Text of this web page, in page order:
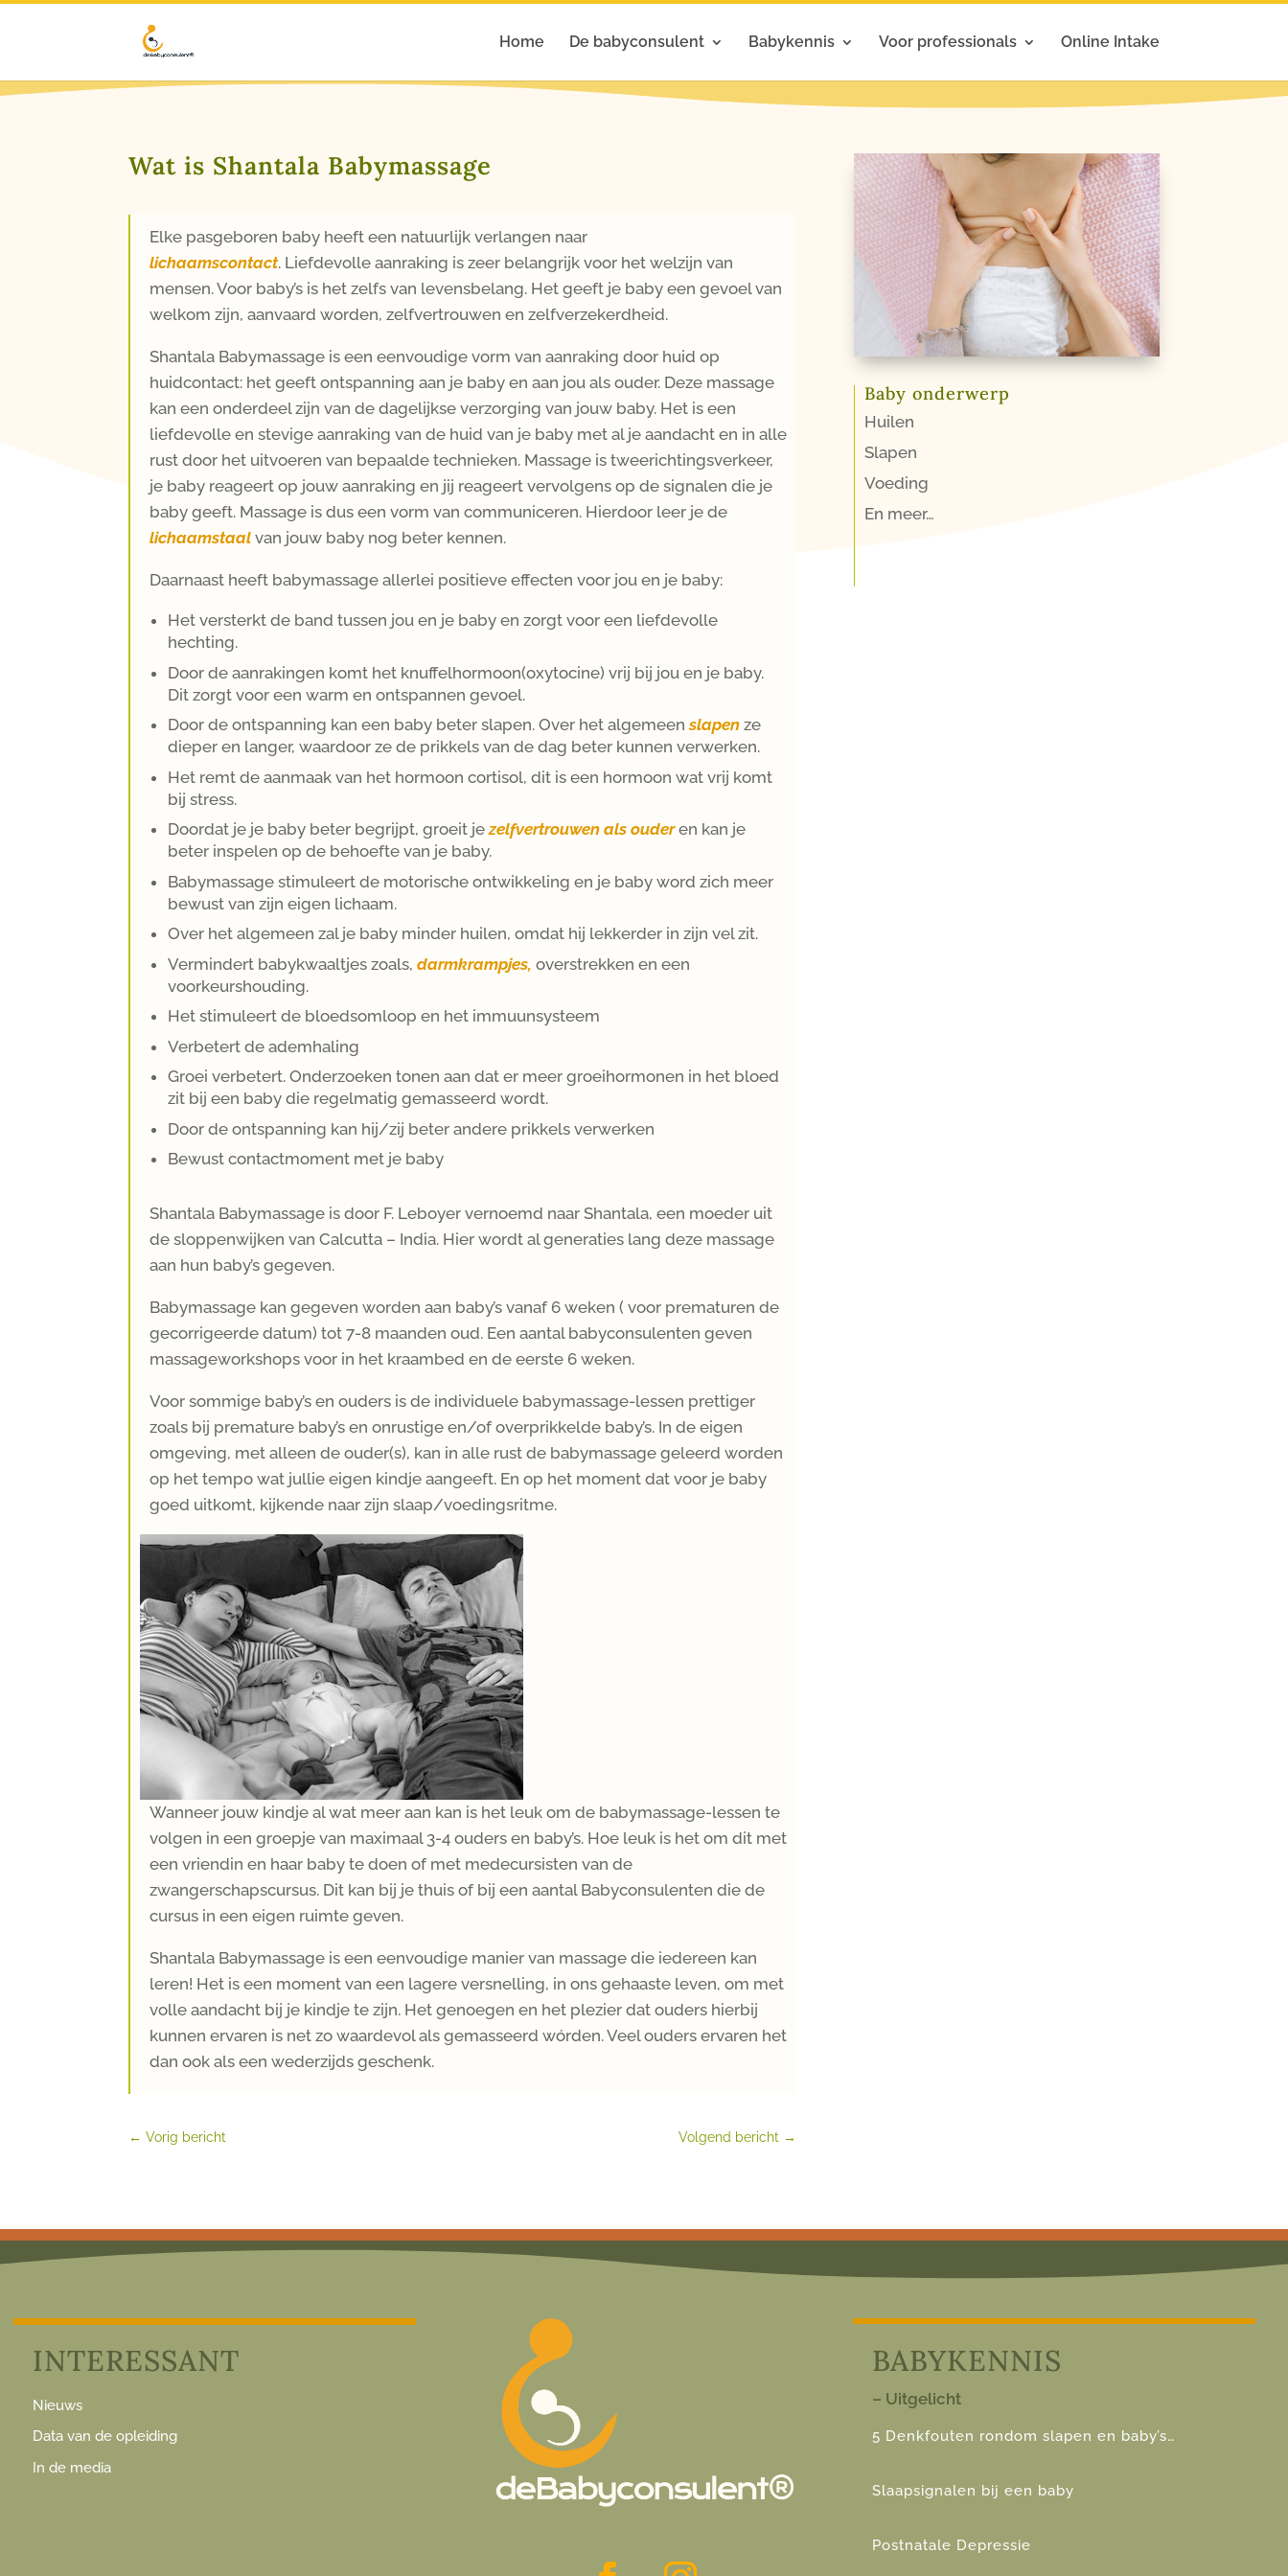
Home De babyconsulent Babykennis Voor professionals Online Intake
Wat is Shantala Babymassage
Elke pasgeboren baby heeft een natuurlijk verlangen naar
lichaamscontact. Liefdevolle aanraking is zeer belangrijk voor het welzijn van
mensen. Voor baby’s is het zelfs van levensbelang. Het geeft je baby een gevoel van
welkom zijn, aanvaard worden, zelfvertrouwen en zelfverzekerdheid.
Shantala Babymassage is een eenvoudige vorm van aanraking door huid op
huidcontact: het geeft ontspanning aan je baby en aan jou als ouder. Deze massage
kan een onderdeel zijn van de dagelijkse verzorging van jouw baby. Het is een
liefdevolle en stevige aanraking van de huid van je baby met al je aandacht en in alle
rust door het uitvoeren van bepaalde technieken. Massage is tweerichtingsverkeer,
je baby reageert op jouw aanraking en jij reageert vervolgens op de signalen die je
baby geeft. Massage is dus een vorm van communiceren. Hierdoor leer je de
lichaamstaalvan jouw baby nog beter kennen.
Daarnaast heeft babymassage allerlei positieve effecten voor jou en je baby:
Het versterkt de band tussen jou en je baby en zorgt voor een liefdevolle
hechting.
Door de aanrakingen komt het knuffelhormoon(oxytocine) vrij bij jou en je baby.
Dit zorgt voor een warm en ontspannen gevoel.
Door de ontspanning kan een baby beter slapen. Over het algemeenslapen ze
dieper en langer, waardoor ze de prikkels van de dag beter kunnen verwerken.
Het remt de aanmaak van het hormoon cortisol, dit is een hormoon wat vrij komt
bij stress.
Doordat je je baby beter begrijpt, groeit jezelfvertrouwen als ouderen kan je
beter inspelen op de behoefte van je baby.
Babymassage stimuleert de motorische ontwikkeling en je baby word zich meer
bewust van zijn eigen lichaam.
Over het algemeen zal je baby minder huilen, omdat hij lekkerder in zijn vel zit.
Vermindert babykwaaltjes zoals,darmkrampjes, overstrekken en een
voorkeurshouding.
Het stimuleert de bloedsomloop en het immuunsysteem
Verbetert de ademhaling
Groei verbetert. Onderzoeken tonen aan dat er meer groeihormonen in het bloed
zit bij een baby die regelmatig gemasseerd wordt.
Door de ontspanning kan hij/zij beter andere prikkels verwerken
Bewust contactmoment met je baby
Shantala Babymassage is door F. Leboyer vernoemd naar Shantala, een moeder uit
de sloppenwijken van Calcutta – India. Hier wordt al generaties lang deze massage
aan hun baby’s gegeven.
Babymassage kan gegeven worden aan baby’s vanaf 6 weken ( voor prematuren de
gecorrigeerde datum) tot 7-8 maanden oud. Een aantal babyconsulenten geven
massageworkshops voor in het kraambed en de eerste 6 weken.
Voor sommige baby’s en ouders is de individuele babymassage-lessen prettiger
zoals bij premature baby’s en onrustige en/of overprikkelde baby’s. In de eigen
omgeving, met alleen de ouder(s), kan in alle rust de babymassage geleerd worden
op het tempo wat jullie eigen kindje aangeeft. En op het moment dat voor je baby
goed uitkomt, kijkende naar zijn slaap/voedingsritme.
Wanneer jouw kindje al wat meer aan kan is het leuk om de babymassage-lessen te
volgen in een groepje van maximaal 3-4 ouders en baby’s. Hoe leuk is het om dit met
een vriendin en haar baby te doen of met medecursisten van de
zwangerschapscursus. Dit kan bij je thuis of bij een aantal Babyconsulenten die de
cursus in een eigen ruimte geven.
Shantala Babymassage is een eenvoudige manier van massage die iedereen kan
leren! Het is een moment van een lagere versnelling, in ons gehaaste leven, om met
volle aandacht bij je kindje te zijn. Het genoegen en het plezier dat ouders hierbij
kunnen ervaren is net zo waardevol als gemasseerd wórden. Veel ouders ervaren het
dan ook als een wederzijds geschenk.
←Vorig bericht Volgend bericht →
Baby onderwerp
Huilen
Slapen
Voeding
En meer…
INTERESSANT
Nieuws
Data van de opleiding
In de media
BABYKENNIS
– Uitgelicht
5 Denkfouten rondom slapen en baby’s…
Slaapsignalen bij een baby
Postnatale Depressie